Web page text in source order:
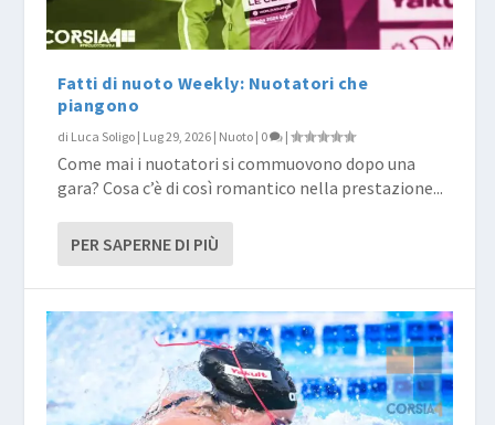
Fatti di nuoto Weekly: Nuotatori che
piangono
di Luca Soligo | Lug 29, 2026 | Nuoto | 0 |
Come mai i nuotatori si commuovono dopo una
gara? Cosa c’è di così romantico nella prestazione...
PER SAPERNE DI PIÙ